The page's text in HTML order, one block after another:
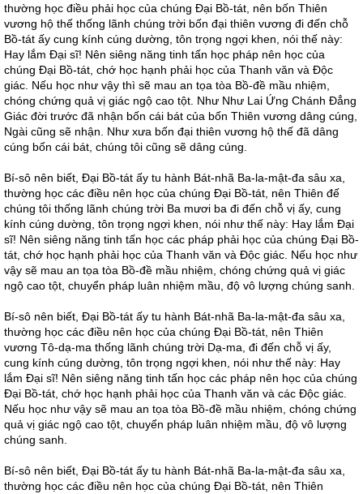
thường học điều phải học của chúng Đại Bồ-tát, nên bốn Thiên
vương hộ thế thống lãnh chúng trời bốn đại thiên vương đi đến chỗ
Bồ-tát ấy cung kính cúng dường, tôn trọng ngợi khen, nói thế này:
Hay lắm Đại sĩ! Nên siêng năng tinh tấn học pháp nên học của
chúng Đại Bồ-tát, chớ học hạnh phải học của Thanh văn và Độc
giác. Nếu học như vậy thì sẽ mau an tọa tòa Bồ-đề mầu nhiệm,
chóng chứng quả vị giác ngộ cao tột. Như Như Lai Ứng Chánh Đẳng
Giác đời trước đã nhận bốn cái bát của bốn Thiên vương dâng cúng,
Ngài cũng sẽ nhận. Như xưa bốn đại thiên vương hộ thế đã dâng
cúng bốn cái bát, chúng tôi cũng sẽ dâng cúng.
Bí-sô nên biết, Đại Bồ-tát ấy tu hành Bát-nhã Ba-la-mật-đa sâu xa,
thường học các điều nên học của chúng Đại Bồ-tát, nên Thiên đế
chúng tôi thống lãnh chúng trời Ba mươi ba đi đến chỗ vị ấy, cung
kính cúng dường, tôn trọng ngợi khen, nói như thế này: Hay lắm Đại
sĩ! Nên siêng năng tinh tấn học các pháp phải học của chúng Đại Bồ-
tát, chớ học hạnh phải học của Thanh văn và Độc giác. Nếu học như
vậy sẽ mau an tọa tòa Bồ-đề mầu nhiệm, chóng chứng quả vị giác
ngộ cao tột, chuyển pháp luân nhiệm mầu, độ vô lượng chúng sanh.
Bí-sô nên biết, Đại Bồ-tát ấy tu hành Bát-nhã Ba-la-mật-đa sâu xa,
thường học các điều nên học của chúng Đại Bồ-tát, nên Thiên
vương Tô-dạ-ma thống lãnh chúng trời Dạ-ma, đi đến chỗ vị ấy,
cung kính cúng dường, tôn trọng ngợi khen, nói như thế này: Hay
lắm Đại sĩ! Nên siêng năng tinh tấn học các pháp nên học của chúng
Đại Bồ-tát, chớ học hạnh phải học của Thanh văn và các Độc giác.
Nếu học như vậy sẽ mau an tọa tòa Bồ-đề mầu nhiệm, chóng chứng
quả vị giác ngộ cao tột, chuyển pháp luân nhiệm mầu, độ vô lượng
chúng sanh.
Bí-sô nên biết, Đại Bồ-tát ấy tu hành Bát-nhã Ba-la-mật-đa sâu xa,
thường học các điều nên học của chúng Đại Bồ-tát, nên Thiên